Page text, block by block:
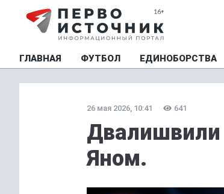
ГЛАВНАЯ ФУТБОЛ ЕДИНОБОРСТВА
26 мая 2026, 10:41 641
Двалишвили
Яном.